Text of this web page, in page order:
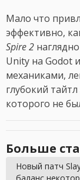
Мало что
эффективно,
Spire 2
Unity на Godot
механиками,
глубокий
которого не
Больше
Новый патч